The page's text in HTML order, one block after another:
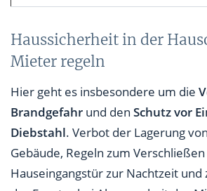
Haussicherheit in der
Mieter regeln
Hier geht es insbesondere um die
Brandgefahr und den Schutz vor
Diebstahl. Verbot der Lagerung
Gebäude, Regeln zum
Hauseingangstür zur Nachtzeit